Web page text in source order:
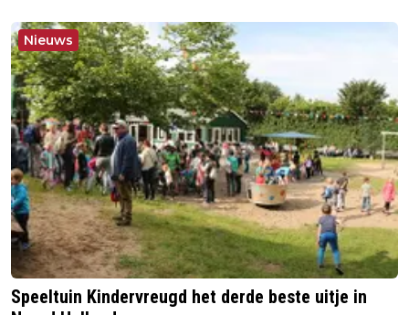
Nieuws
Speeltuin Kindervreugd het derde beste uitje in